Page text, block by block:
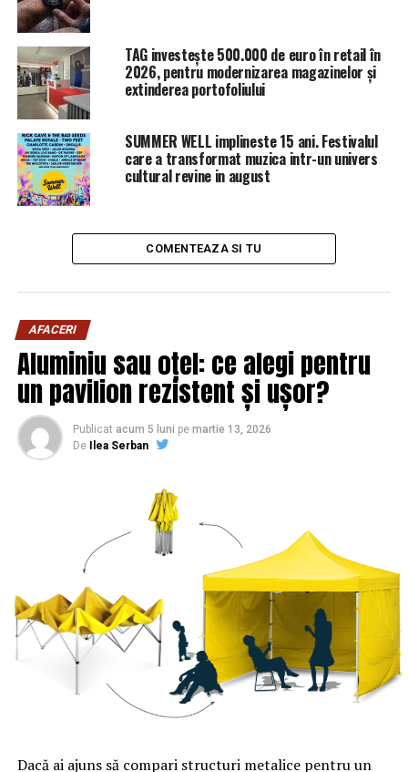
TAG investește 500.000 de euro în retail în
2026, pentru modernizarea magazinelor și
extinderea portofoliului
SUMMER WELL implineste 15 ani. Festivalul
care a transformat muzica intr-un univers
cultural revine in august
COMENTEAZA SI TU
AFACERI
Aluminiu sau oțel: ce alegi pentru
un pavilion rezistent și ușor?
Publicat acum 5 luni pe martie 13, 2026
De
Ilea Serban
Dacă ai ajuns să compari structuri metalice pentru un